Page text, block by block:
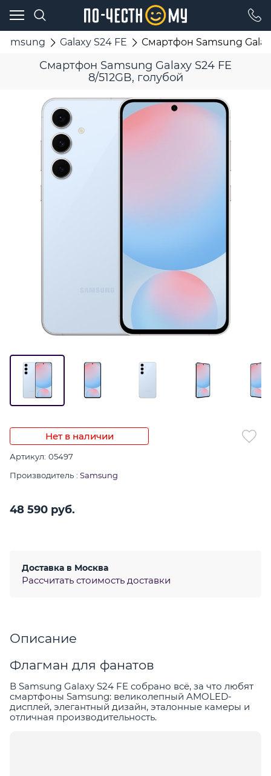
Galaxy S24 FE Смартфон Samsung
Смартфон Samsung Galaxy S24 FE
8/512GB, голубой
Нет в наличии
Артикул: 05497
Производитель : Samsung
48 590 руб.
Доставка в Москва
Рассчитать стоимость доставки
Описание
Флагман для фанатов
В Samsung Galaxy S24 FE собрано всё, за что любят
смартфоны Samsung: великолепный AMOLED-
дисплей, элегантный дизайн, эталонные камеры и
отличная производительность.